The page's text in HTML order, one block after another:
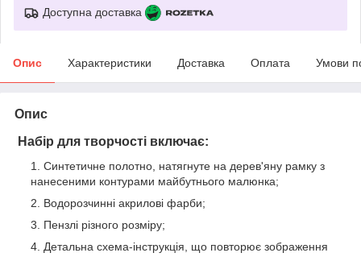
Доступна доставка
Опис Характеристики Доставка Оплата Умови
Опис
Набір для творчості включає:
Синтетичне полотно, натягнуте на дерев'яну рамку з
нанесеними контурами майбутнього малюнка;
Водорозчинні акрилові фарби;
Пензлі різного розміру;
Детальна схема-інструкція, що повторює зображення